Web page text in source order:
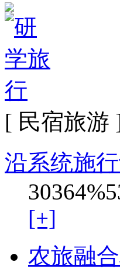
[ 民宿旅游
沿系统施
[+]
农旅融